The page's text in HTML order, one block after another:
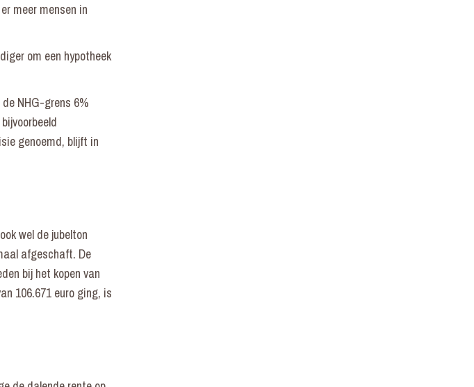
meer mensen in
om een hypotheek
NHG-grens 6%
genoemd, blijft in
wel de jubelton
afgeschaft. De
bij het kopen van
106.671 euro ging, is